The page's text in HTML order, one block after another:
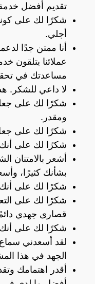
تقديم أفضل
شكرًا لك على
أجلي.
أنا ممتن جدًا
عملائنا يتلقون
مساعدتك في
لا داعي للشكر.
شكرًا لك على
ومقدر.
شكرًا لك على
شكرًا لك على
أشعر بالامتنان
بشأنك كثيرًا،
شكرًا لك على
شكرًا لك على
قصارى جهدي
شكرًا لك على
لقد أسعدني
الجهد في هذا
أقدر اهتمامك